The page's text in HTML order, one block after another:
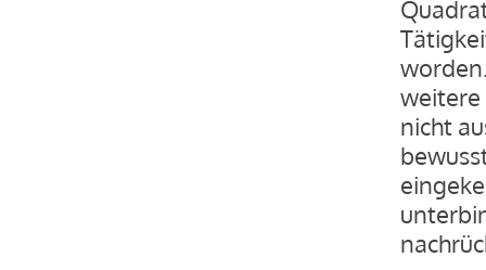
weitere
nicht